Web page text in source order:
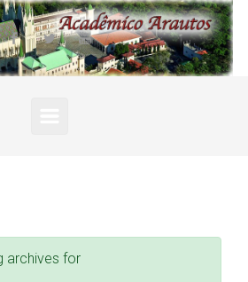
archives for